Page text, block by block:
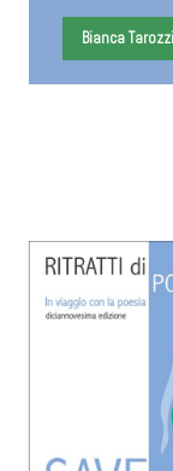
Bianca Tarozzi